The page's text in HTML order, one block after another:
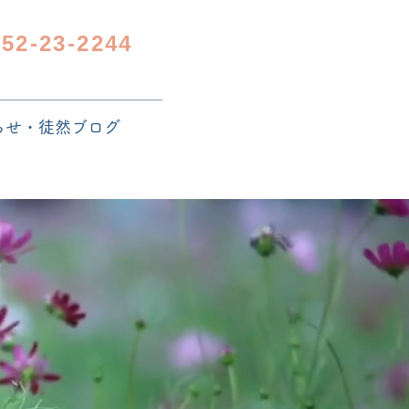
23-2244
せ・徒然ブログ